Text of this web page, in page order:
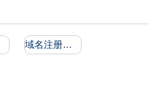
域名注册信息